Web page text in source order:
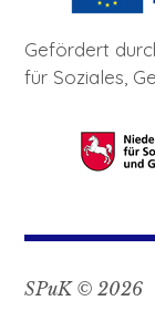
Gefördert
für Soziales,
SPuK © 2026